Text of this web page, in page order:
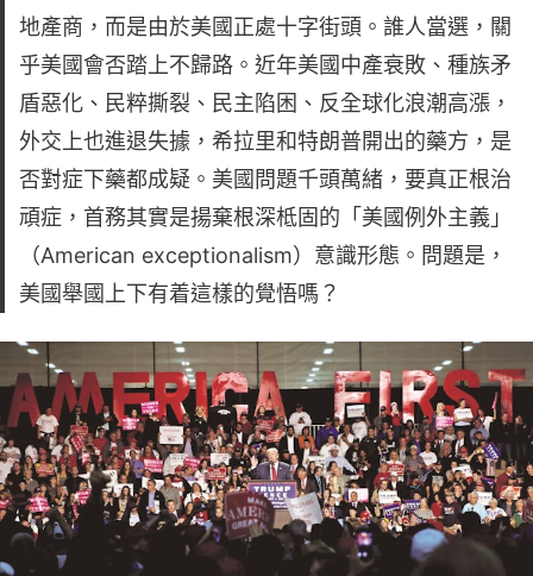
地產商，而是由於美國正處十字街頭。誰人當選，關
乎美國會否踏上不歸路。近年美國中產衰敗、種族矛
盾惡化、民粹撕裂、民主陷困、反全球化浪潮高漲，
外交上也進退失據，希拉里和特朗普開出的藥方，是
否對症下藥都成疑。美國問題千頭萬緒，要真正根治
頑症，首務其實是揚棄根深柢固的「美國例外主義」
（American exceptionalism）意識形態。問題是，
美國舉國上下有着這樣的覺悟嗎？